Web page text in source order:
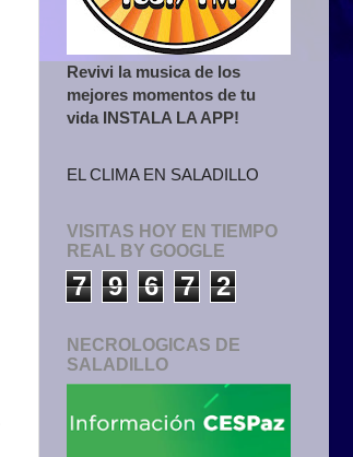
Revivi la musica de los
mejores momentos de tu
vida INSTALA LA APP!
EL CLIMA EN SALADILLO
VISITAS HOY EN TIEMPO
REAL BY GOOGLE
7 9 6 7 2
NECROLOGICAS DE
SALADILLO